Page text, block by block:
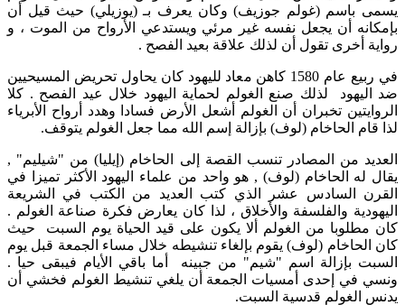
يسمى باسم (غولم جوزيف) وكان يعرف بـ (يوزيلي) حيث قيل أن
بإمكانه أن يجعل نفسه غير مرئي ويستدعي الأرواح من الموت ، و
رواية أخرى تقول أن لذلك علاقة بعيد الفصح .
في ربيع عام 1580 كاهن معاد لليهود كان يحاول تحريض المسيحيين
ضد اليهود لذلك صنع الغولم لحماية اليهود خلال عيد الفصح . كلا
الروايتين تخبران أن الغولم أشعل الأرض فسادا وهدد أرواح الأبرياء
لذا قام الحاخام (لوف) بإزالة إسم الله مما جعل الغولم يتوقف.
العديد من المصادر تنسب القصة إلى الحاخام (إيليا) من "شيليم" ,
يقال له الحاخام (لوف) , هو واحد من علماء اليهود الأكثر تميزا في
القرن السادس عشر الذي كتب العديد من الكتب في الشريعة
اليهودية والفلسفة والأخلاق ، لذا كان يعارض فكرة صناعة الغولم .
كان مطلوبا من الغولم ألا يكون على قيد الحياة يوم السبت حيث
كان الحاخام (لوف) يقوم بإلغاء تنشيطه خلال مساء الجمعة قبل يوم
السبت بإزالة اسم "شيم" من جبينه أما باقي الأيام فيبقى حيا .
ونسي في إحدى أمسيات الجمعة أن يلغي تنشيط الغولم فخشي أن
يدنس الغولم قدسية السبت.